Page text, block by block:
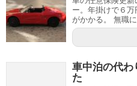
ー。年掛けで６
がかかる。 無職
車中泊の代わ
た